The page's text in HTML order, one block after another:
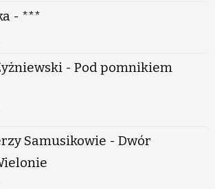
- ***
- Pod pomnikiem
Samusikowie - Dwór